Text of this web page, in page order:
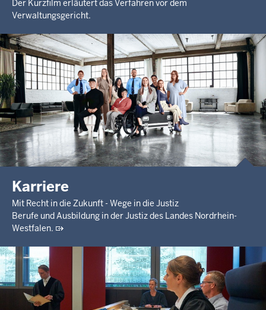
Der Kurzfilm erläutert das Verfahren vor dem
Verwaltungsgericht.
Karriere
Mit Recht in die Zukunft - Wege in die Justiz
Berufe und Ausbildung in der Justiz des Landes Nordrhein-
Westfalen.